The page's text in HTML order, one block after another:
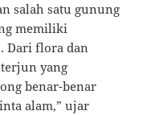
salah satu gunung
memiliki
Dari flora dan
yang
benar-benar
alam,” ujar